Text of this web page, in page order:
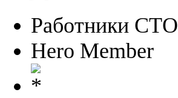
Работники СТО
Hero Member